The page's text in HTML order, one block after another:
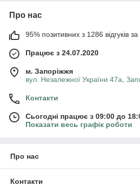
Про нас
95% позитивних з 1286 відгуків за
Працює з 24.07.2020
м. Запоріжжя
вул. Незалежної України 47а,
Контакти
Сьогодні працює з 09:00 до
Показати весь графік роботи
Про нас
Контакти